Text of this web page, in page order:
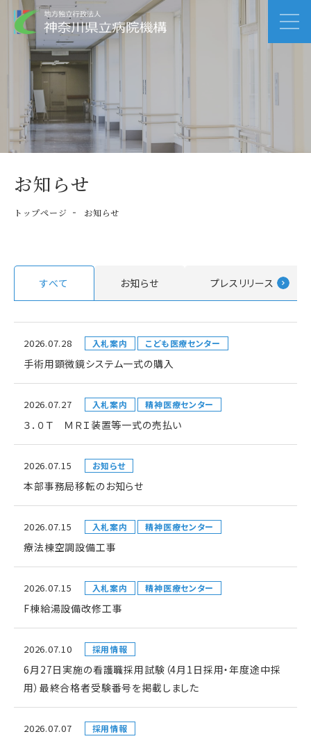
お知らせ
トップページ お知らせ
すべて お知らせ プレスリリース
2026.07.28 入札案内 こども医療センター
手術用顕微鏡システム一式の購入
2026.07.27 入札案内 精神医療センター
３．０Ｔ ＭＲＩ装置等一式の売払い
2026.07.15 お知らせ
本部事務局移転のお知らせ
2026.07.15 入札案内 精神医療センター
療法棟空調設備工事
2026.07.15 入札案内 精神医療センター
F棟給湯設備改修工事
2026.07.10 採用情報
6月27日実施の看護職採用試験（4月1日採用・年度途中採
用）最終合格者受験番号を掲載しました
2026.07.07 採用情報